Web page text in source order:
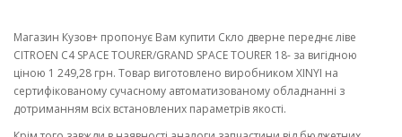
Магазин Кузов+ пропонує Вам купити Скло дверне переднє ліве
CITROEN C4 SPACE TOURER/GRAND SPACE TOURER 18- за вигідною
ціною 1 249,28 грн. Товар виготовлено виробником XINYI на
сертифікованому сучасному автоматизованому обладнанні з
дотриманням всіх встановлених параметрів якості.